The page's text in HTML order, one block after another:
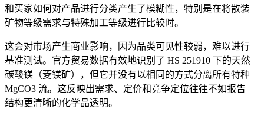
和买家如何对产品进行分类产生了模糊性，特别是在将散装
矿物等级需求与特殊加工等级进行比较时。
这会对市场产生商业影响，因为品类可见性较弱，难以进行
基准测试。官方贸易数据有效地识别了 HS 251910 下的天然
碳酸镁（菱镁矿），但它并没有以相同的方式分离所有特种
MgCO3 流。这反映出需求、定价和竞争定位往往不如报告
结构更清晰的化学品透明。